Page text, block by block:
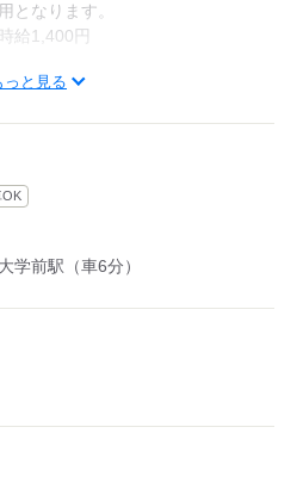
となります。
給1,400円
（駐車場完備）
募する
っと見る
OK
前駅（車6分）